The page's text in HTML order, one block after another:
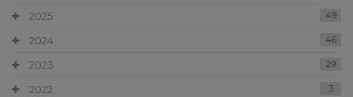
2025 49
2024 46
2023 29
2022 3